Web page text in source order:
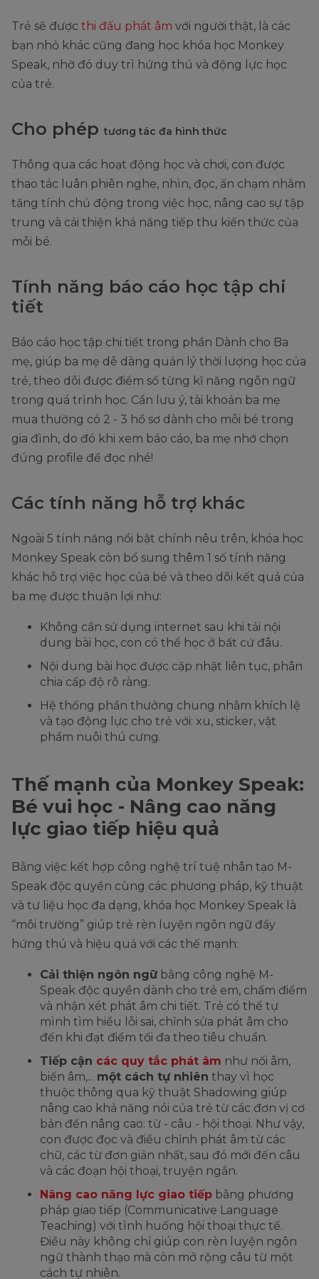
Trẻ sẽ được thi đấu phát âm với người thật, là các
bạn nhỏ khác cũng đang học khóa học Monkey
Speak, nhờ đó duy trì hứng thú và động lực học
của trẻ.
Cho phép tương tác đa hình thức
Thông qua các hoạt động học và chơi, con được
thao tác luân phiên nghe, nhìn, đọc, ấn chạm nhằm
tăng tính chủ động trong việc học, nâng cao sự tập
trung và cải thiện khả năng tiếp thu kiến thức của
mỗi bé.
Tính năng báo cáo học tập chi
tiết
Báo cáo học tập chi tiết trong phần Dành cho Ba
mẹ, giúp ba mẹ dễ dàng quản lý thời lượng học của
trẻ, theo dõi được điểm số từng kĩ năng ngôn ngữ
trong quá trình học. Cần lưu ý, tài khoản ba mẹ
mua thường có 2 - 3 hồ sơ dành cho mỗi bé trong
gia đình, do đó khi xem báo cáo, ba mẹ nhớ chọn
đúng profile để đọc nhé!
Các tính năng hỗ trợ khác
Ngoài 5 tính năng nổi bật chính nêu trên, khóa học
Monkey Speak còn bổ sung thêm 1 số tính năng
khác hỗ trợ việc học của bé và theo dõi kết quả của
ba mẹ được thuận lợi như:
Không cần sử dụng internet sau khi tải nội
dung bài học, con có thể học ở bất cứ đâu.
Nội dung bài học được cập nhật liên tục, phân
chia cấp độ rõ ràng.
Hệ thống phần thưởng chung nhằm khích lệ
và tạo động lực cho trẻ với: xu, sticker, vật
phẩm nuôi thú cưng.
Thế mạnh của Monkey Speak:
Bé vui học - Nâng cao năng
lực giao tiếp hiệu quả
Bằng việc kết hợp công nghệ trí tuệ nhân tạo M-
Speak độc quyền cùng các phương pháp, kỹ thuật
và tư liệu học đa dạng, khóa học Monkey Speak là
“môi trường” giúp trẻ rèn luyện ngôn ngữ đầy
hứng thú và hiệu quả với các thế mạnh:
Cải thiện ngôn ngữ bằng công nghệ M-
Speak độc quyền dành cho trẻ em, chấm điểm
và nhận xét phát âm chi tiết. Trẻ có thể tự
mình tìm hiểu lỗi sai, chỉnh sửa phát âm cho
đến khi đạt điểm tối đa theo tiêu chuẩn.
Tiếp cận các quy tắc phát âm như nối âm,
biến âm,... một cách tự nhiên thay vì học
thuộc thông qua kỹ thuật Shadowing giúp
nâng cao khả năng nói của trẻ từ các đơn vị cơ
bản đến nâng cao: từ - câu - hội thoại. Như vậy,
con được đọc và điều chỉnh phát âm từ các
chữ, các từ đơn giản nhất, sau đó mới đến câu
và các đoạn hội thoại, truyện ngắn.
Nâng cao năng lực giao tiếp bằng phương
pháp giao tiếp (Communicative Language
Teaching) với tình huống hội thoại thực tế.
Điều này không chỉ giúp con rèn luyện ngôn
ngữ thành thạo mà còn mở rộng câu từ một
cách tự nhiên.